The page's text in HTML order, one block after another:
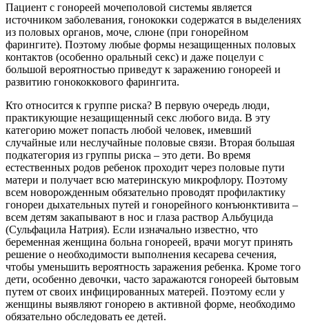
Пациент с гонореей мочеполовой системы является
источником заболевания, гонококки содержатся в выделениях
из половых органов, моче, слюне (при гонорейном
фарингите). Поэтому любые формы незащищенных половых
контактов (особенно оральный секс) и даже поцелуи с
большой вероятностью приведут к заражению гонореей и
развитию гонококкового фарингита.
Кто относится к группе риска? В первую очередь люди,
практикующие незащищенный секс любого вида. В эту
категорию может попасть любой человек, имевший
случайные или неслучайные половые связи. Вторая большая
подкатегория из группы риска – это дети. Во время
естественных родов ребенок проходит через половые пути
матери и получает всю материнскую микрофлору. Поэтому
всем новорожденным обязательно проводят профилактику
гонореи дыхательных путей и гонорейного конъюнктивита –
всем детям закапывают в нос и глаза раствор Альбуцида
(Сульфацила Натрия). Если изначально известно, что
беременная женщина больна гонореей, врачи могут принять
решение о необходимости выполнения кесарева сечения,
чтобы уменьшить вероятность заражения ребенка. Кроме того
дети, особенно девочки, часто заражаются гонореей бытовым
путем от своих инфицированных матерей. Поэтому если у
женщины выявляют гонорею в активной форме, необходимо
обязательно обследовать ее детей.